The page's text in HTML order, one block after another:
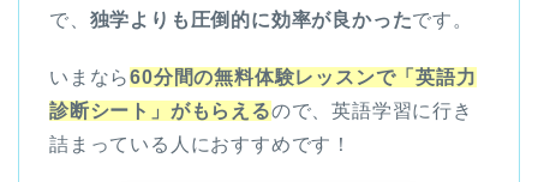
で、 独学よりも圧倒的に効率が良かったです。
いまなら60分間の無料体験レッスンで「英語力
診断シート」がもらえるので、英語学習に行き
詰まっている人におすすめです！
英語コーチングランキン
ライザップイングリッシ